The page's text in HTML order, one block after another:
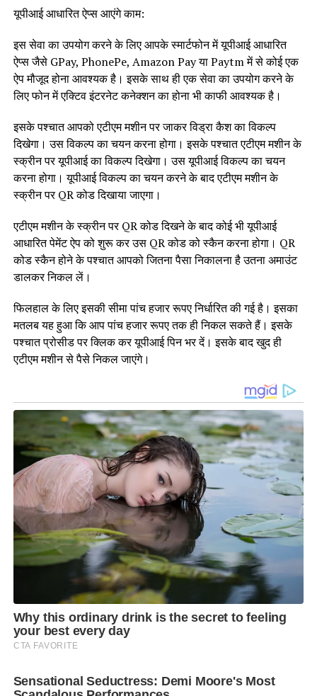
यूपीआई आधारित ऐप्स आएंगे काम:
इस सेवा का उपयोग करने के लिए आपके स्मार्टफोन में यूपीआई आधारित
ऐप्स जैसे GPay, PhonePe, Amazon Pay या Paytm में से कोई एक
ऐप मौजूद होना आवश्यक है। इसके साथ ही एक सेवा का उपयोग करने के
लिए फोन में एक्टिव इंटरनेट कनेक्शन का होना भी काफी आवश्यक है।
इसके पश्चात आपको एटीएम मशीन पर जाकर विड्रा कैश का विकल्प
दिखेगा। उस विकल्प का चयन करना होगा। इसके पश्चात एटीएम मशीन के
स्क्रीन पर यूपीआई का विकल्प दिखेगा। उस यूपीआई विकल्प का चयन
करना होगा। यूपीआई विकल्प का चयन करने के बाद एटीएम मशीन के
स्क्रीन पर QR कोड दिखाया जाएगा।
एटीएम मशीन के स्क्रीन पर QR कोड दिखने के बाद कोई भी यूपीआई
आधारित पेमेंट ऐप को शुरू कर उस QR कोड को स्कैन करना होगा। QR
कोड स्कैन होने के पश्चात आपको जितना पैसा निकालना है उतना अमाउंट
डालकर निकल लें।
फिलहाल के लिए इसकी सीमा पांच हजार रूपए निर्धारित की गई है। इसका
मतलब यह हुआ कि आप पांच हजार रूपए तक ही निकल सकते हैं। इसके
पश्चात प्रोसीड पर क्लिक कर यूपीआई पिन भर दें। इसके बाद खुद ही
एटीएम मशीन से पैसे निकल जाएंगे।